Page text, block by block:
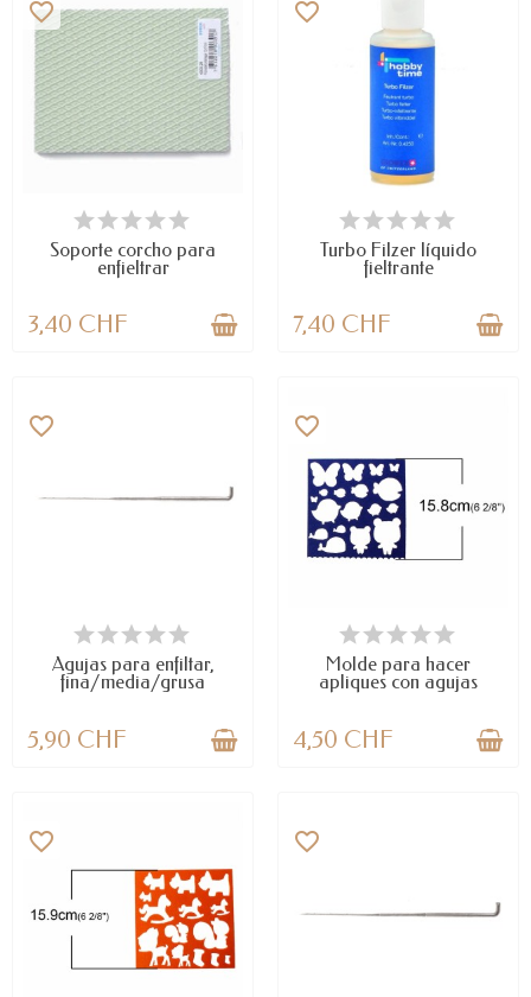
DISPONIBLE
favorite_border
Soporte corcho para
enfieltrar
3,40 CHF
DISPONIBLE
favorite_border
Turbo Filzer líquido
fieltrante
7,40 CHF
DISPONIBLE
favorite_border
Agujas para enfiltar,
fina/media/grusa
5,90 CHF
LAST ITEMS IN STOCK
favorite_border
Molde para hacer
apliques con agujas
4,50 CHF
favorite_border favorite_border